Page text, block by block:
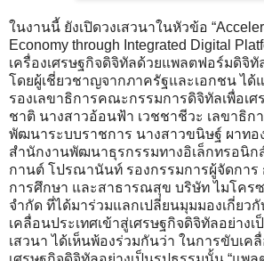
ในงานนี้ ยังเปิดวงเสวนาในหัวข้อ
Economy through Integrated Digital
เครื่องเศรษฐกิจดิจิทัลด้วยแพลตฟอร์มดิจิ
โดยผู้เชี่ยวชาญจากภาครัฐและเอกชน ไ
รองเลขาธิการคณะกรรมการดิจิทัลเพื่อเ
ชาติ นางสาวอ้อนฟ้า เวชชาชีวะ เลขาธิ
พัฒนาระบบราชการ นางสาวขนิษฐ์ ผาทอ
สำนักงานพัฒนาธุรกรรมทางอิเล็กทรอนิก
กานต์ โปรณานันท์ รองกรรมการผู้จัดการ
การศึกษา และสาธารณสุข บริษัท ไมโคร
จำกัด ที่ได้มาร่วมแลกเปลี่ยนมุมมองเกี่ยว
เคลื่อนประเทศเข้าสู่เศรษฐกิจดิจิทัลอย่าง
เสวนา ได้เห็นพ้องร่วมกันว่า ในการขับเค